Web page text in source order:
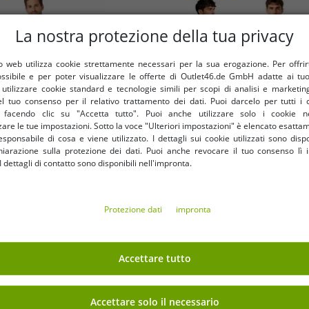
in denim e cotone
Nel carrello
Vintage - Resistenti
outdoor in cotone con 8
Nel carrello
La nostra protezione della tua privacy
web utilizza cookie strettamente necessari per la sua erogazione. Per
e per poter visualizzare le offerte di Outlet46.de GmbH adatte ai
cookie standard e tecnologie simili per scopi di analisi e
tuo consenso per il relativo trattamento dei dati. Puoi darcelo per tutti i
facendo clic su "Accetta tutto". Puoi anche utilizzare solo i cookie
le tue impostazioni. Sotto la voce "Ulteriori impostazioni" è elencato
di cosa e viene utilizzato. I dettagli sui cookie utilizzati sono
sulla protezione dei dati. Puoi anche revocare il tuo consenso lì
dettagli di contatto sono disponibili nell'impronta.
Protezione dati impronta
Accettare tutto
Accettare solo il necessario